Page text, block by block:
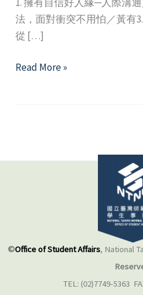
法，面對衝突不用怕／黃有
從 […]
2022
Read More »
©Office of Student Affairs, National
TEL: (02)7749-5363